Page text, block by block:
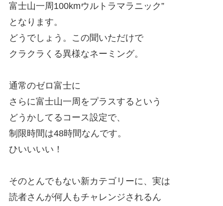
富士山一周100kmウルトラマラニック”
となります。
どうでしょう。この聞いただけで
クラクラくる異様なネーミング。
通常のゼロ富士に
さらに富士山一周をプラスするという
どうかしてるコース設定で、
制限時間は48時間なんです。
ひいいいい！
そのとんでもない新カテゴリーに、実は
読者さんが何人もチャレンジされるん